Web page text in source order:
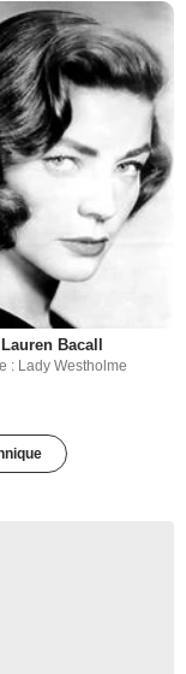
Lauren Bacall
: Lady Westholme